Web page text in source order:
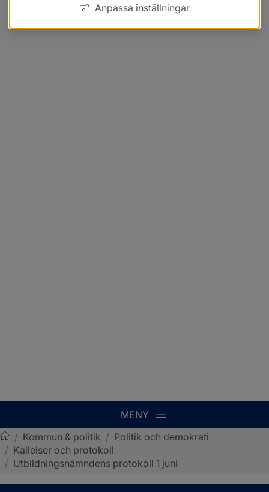
MENY
Sotenäs kommun
/ Kommun & politik / Politik och demokrati
/ Kallelser och protokoll
/ Utbildningsnämndens protokoll 1 juni
Anpassa inställningar